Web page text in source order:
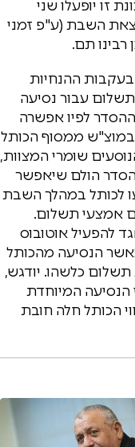
זו יופעלו שני
השבת (ע"פ זמני
תם.
בעקבות ההנחיות
עבור נסיעה
ההסדר לפיו אפשרה
ממסוף הכותל
שומרי המצוות,
הולם שיאפשר
לכותל במהלך השבת
אמצעי תשלום.
להפעיל אוטובוס
הנסיעה מהכותל
כלשהו. יודגש,
הנסיעה המיוחדת
הכותל חלה חובת